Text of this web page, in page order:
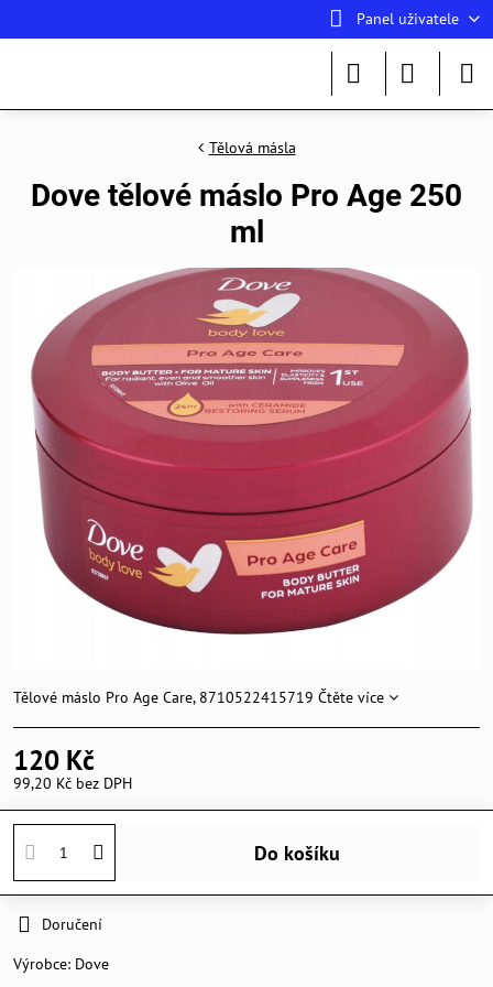
Panel uživatele
Tělová másla
Dove tělové máslo Pro Age 250
ml
Tělové máslo Pro Age Care, 8710522415719 Čtěte více
120 Kč
99,20 Kč bez DPH
Do košíku
Doručení
Výrobce: Dove